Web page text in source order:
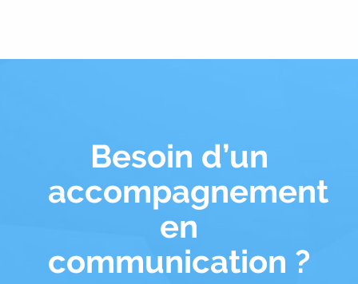
Besoin d’un
accompagnement
en
communication ?